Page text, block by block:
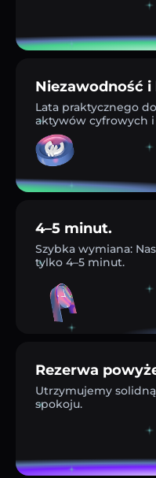
Niezawodność
Lata praktycznego
aktywów cyfrowych i
4–5 minut.
Szybka wymiana:
tylko 4–5 minut.
Rezerwa
Utrzymujemy
spokoju.